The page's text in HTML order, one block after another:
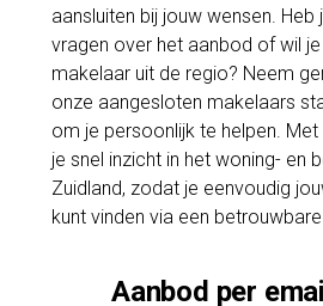
aansluiten bij jouw wensen.
vragen over het aanbod of wil
makelaar uit de regio? Neem
onze aangesloten makelaars
om je persoonlijk te helpen.
je snel inzicht in het woning- en
Zuidland, zodat je eenvoudig
kunt vinden via een
Aanbod per